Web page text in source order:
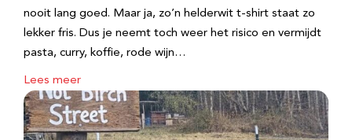
nooit lang goed. Maar ja, zo’n helderwit t-shirt staat zo
lekker fris. Dus je neemt toch weer het risico en vermijdt
pasta, curry, koffie, rode wijn…
Lees meer